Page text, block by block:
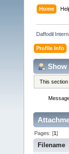
Home
Daffodil
Profile Info
Show
This
Pages: [1]
Filename